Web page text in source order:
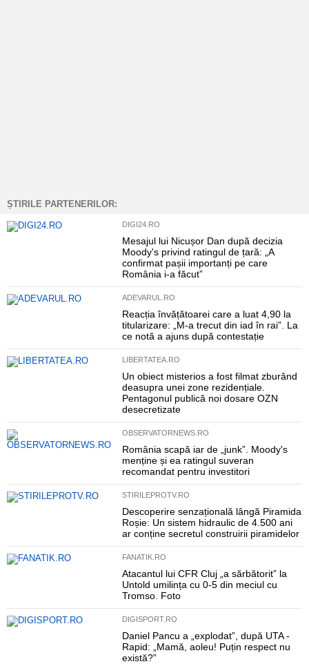
ȘTIRILE PARTENERILOR:
DIGI24.RO
Mesajul lui Nicușor Dan după decizia
Moody's privind ratingul de țară: „A
confirmat pașii importanți pe care
România i-a făcut”
ADEVARUL.RO
Reacția învățătoarei care a luat 4,90 la
titularizare: „M-a trecut din iad în rai”. La
ce notă a ajuns după contestație
LIBERTATEA.RO
Un obiect misterios a fost filmat zburând
deasupra unei zone rezidențiale.
Pentagonul publică noi dosare OZN
desecretizate
OBSERVATORNEWS.RO
România scapă iar de „junk”. Moody's
menține și ea ratingul suveran
recomandat pentru investitori
STIRILEPROTV.RO
Descoperire senzațională lângă Piramida
Roșie: Un sistem hidraulic de 4.500 ani
ar conține secretul construirii piramidelor
FANATIK.RO
Atacantul lui CFR Cluj „a sărbătorit” la
Untold umilința cu 0-5 din meciul cu
Tromso. Foto
DIGISPORT.RO
Daniel Pancu a „explodat”, după UTA -
Rapid: „Mamă, aoleu! Puțin respect nu
există?”